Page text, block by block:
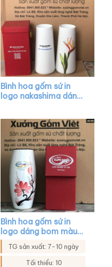
Bình hoa gốm sứ in
logo nakashima dáng
Bình hoa gốm sứ in
logo dáng bom màu
trắng họa tiết đào đỏ
XG-LH43
TG sản xuất: 7-10 ngày
Tối thiểu: 10